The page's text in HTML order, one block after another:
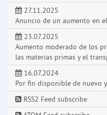
27.11.2025
Anuncio de un aumento en
23.07.2025
Aumento moderado de los
las materias primas y el
16.07.2024
Por fin disponible de nuevo
RSS2 Feed subscribe